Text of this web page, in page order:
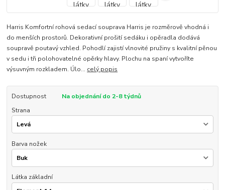
Harris Komfortní rohová sedací souprava Harris je rozměrově vhodná i
do menších prostorů. Dekorativní prošití sedáku i opěradla dodává
soupravě poutavý vzhled. Pohodlí zajistí vlnovité pružiny s kvalitní pěnou
v sedu i tři polohovatelné opěrky hlavy. Plochu na spaní vytvoříte
výsuvným rozkladem. Úlo... celý popis
Dostupnost
Na objednání do 2-8 týdnů
Strana
Barva nožek
Látka základní